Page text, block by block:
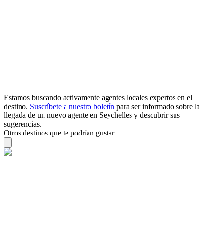
Estamos buscando activamente agentes locales expertos en el
destino. Suscríbete a nuestro boletín para ser informado sobre la
llegada de un nuevo agente en Seychelles y descubrir sus
sugerencias.
Otros destinos que te podrían gustar